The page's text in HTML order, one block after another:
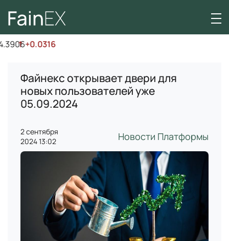
↑+0.0316
Файнекс открывает двери для
новых пользователей уже
05.09.2024
2 сентября
2024 13:02
Новости Платформы